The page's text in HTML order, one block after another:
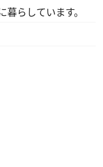
らしています。